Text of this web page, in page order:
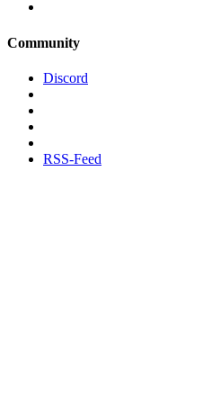
Community
Discord
RSS-Feed